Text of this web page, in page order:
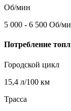
Об/мин
5 000 - 6 500 Об/
Потребление
Городской цикл
15,4 л/100 км
Трасса